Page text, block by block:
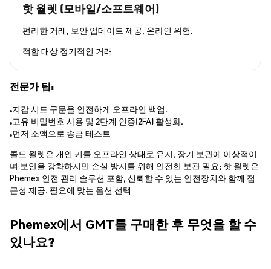
핫 월렛 (모바일/소프트웨어)
편리한 거래, 보안 업데이트 제공, 온라인 위험.
적합 대상 정기적인 거래
전문가 팁:
지갑 시드 구문을 안전하게 오프라인 백업.
고유 비밀번호 사용 및 2단계 인증(2FA) 활성화.
먼저 소액으로 송금 테스트
콜드 월렛은 개인 키를 오프라인 상태로 유지, 장기 보관에 이상적이
며 보안을 강화하지만 손실 방지를 위해 안전한 보관 필요; 핫 월렛은
Phemex 안전 관리 솔루션 포함, 신뢰할 수 있는 안전장치와 함께 접
근성 제공. 필요에 맞는 옵션 선택
Phemex에서 GMT를 구매한 후 무엇을 할 수
있나요?